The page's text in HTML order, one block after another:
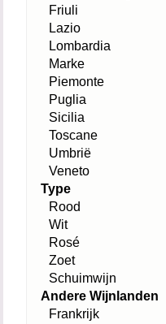
Friuli
Lazio
Lombardia
Marke
Piemonte
Puglia
Sicilia
Toscane
Umbrië
Veneto
Type
Rood
Wit
Rosé
Zoet
Schuimwijn
Andere Wijnlanden
Frankrijk